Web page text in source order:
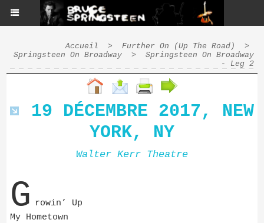
Accueil > Further On (Up The Road)
>
Springsteen On Broadway
>
Springsteen On Broadway
- Leg 2
19 DÉCEMBRE 2017, NEW
YORK, NY
Walter Kerr Theatre
G rowin’ Up
My Hometown